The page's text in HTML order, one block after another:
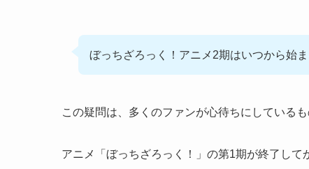
ぼっちざろっく！アニメ2期はいつから始ま
この疑問は、多くのファンが心待ちにしているも
アニメ「ぼっちざろっく！」の第1期が終了して